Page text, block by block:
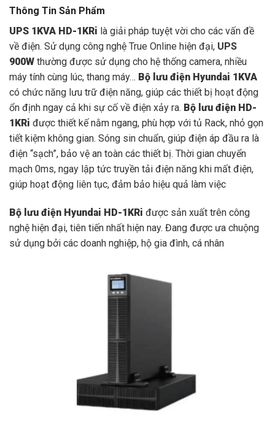
Thông Tin Sản Phẩm
UPS 1KVA HD-1KRi là giải pháp tuyệt vời cho các vấn đề
về điện. Sử dụng công nghệ True Online hiện đại, UPS
900W thường được sử dụng cho hệ thống camera, nhiều
máy tính cùng lúc, thang máy… Bộ lưu điện Hyundai 1KVA
có chức năng lưu trữ điện năng, giúp các thiết bị hoạt động
ổn định ngay cả khi sự cố về điện xảy ra. Bộ lưu điện HD-
1KRi được thiết kế nằm ngang, phù hợp với tủ Rack, nhỏ gọn
tiết kiệm không gian. Sóng sin chuẩn, giúp điện áp đầu ra là
điện “sạch”, bảo vệ an toàn các thiết bị. Thời gian chuyển
mạch 0ms, ngay lập tức truyền tải điện năng khi mất điện,
giúp hoạt động liên tục, đảm bảo hiệu quả làm việc
Bộ lưu điện Hyundai HD-1KRi được sản xuất trên công
nghệ hiện đại, tiên tiến nhất hiện nay. Đang được ưa chuộng
sử dụng bởi các doanh nghiệp, hộ gia đình, cá nhân